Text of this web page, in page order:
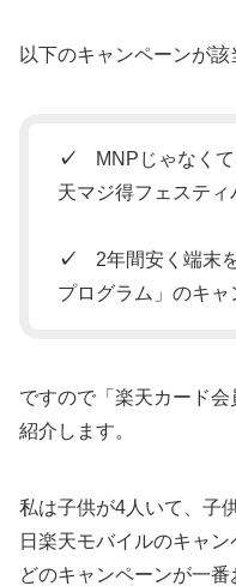
以下のキャンペーンが該
✓ MNPじゃなくて
天マジ得フェスティ
✓ 2年間安く端末
プログラム」のキャ
ですので「楽天カード
紹介します。
私は子供が4人いて、子
日楽天モバイルのキャン
どのキャンペーンが一